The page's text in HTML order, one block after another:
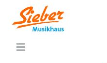
Zum Hauptinhalt springen